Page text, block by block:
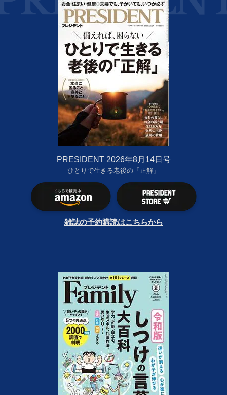
PRESIDENT 2026年8月14日号
ひとりで生きる老後の「正解」
雑誌の予約購読はこちらから